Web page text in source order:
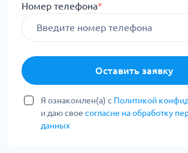
Номер телефона*
Оставить заявку
Я ознакомлен(а) с Политикой
и даю свое согласие на обработку
данных